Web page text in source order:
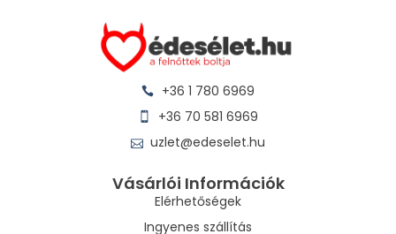
+36 1 780 6969
+36 70 581 6969
uzlet@edeselet.hu
Vásárlói Információk
Elérhetőségek
Ingyenes szállítás